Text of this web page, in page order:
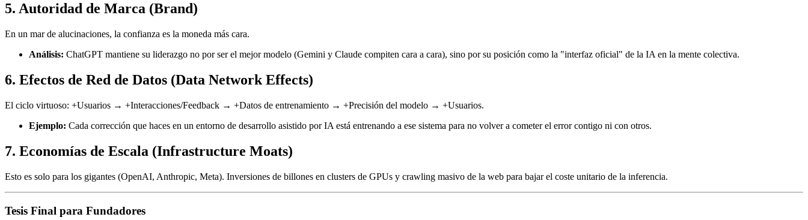
5. Autoridad de Marca (Brand)
En un mar de alucinaciones, la confianza es la moneda más cara.
Análisis: ChatGPT mantiene su liderazgo no por ser el mejor modelo (Gemini y Claude compiten cara a cara), sino por su posición como la "interfaz oficial" de la IA en la mente colectiva.
6. Efectos de Red de Datos (Data Network Effects)
El ciclo virtuoso: +Usuarios → +Interacciones/Feedback → +Datos de entrenamiento → +Precisión del modelo → +Usuarios.
Ejemplo: Cada corrección que haces en un entorno de desarrollo asistido por IA está entrenando a ese sistema para no volver a cometer el error contigo ni con otros.
7. Economías de Escala (Infrastructure Moats)
Esto es solo para los gigantes (OpenAI, Anthropic, Meta). Inversiones de billones en clusters de GPUs y crawling masivo de la web para bajar el coste unitario de la inferencia.
Tesis Final para Fundadores